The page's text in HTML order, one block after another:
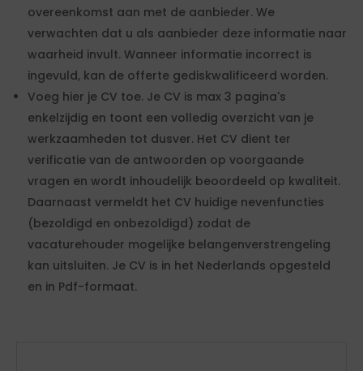
overeenkomst aan met de aanbieder. We
verwachten dat u als aanbieder deze informatie naar
waarheid invult. Wanneer informatie incorrect is
ingevuld, kan de offerte gediskwalificeerd worden.
Voeg hier je CV toe. Je CV is max 3 pagina's
enkelzijdig en toont een volledig overzicht van je
werkzaamheden tot dusver. Het CV dient ter
verificatie van de antwoorden op voorgaande
vragen en wordt inhoudelijk beoordeeld op kwaliteit.
Daarnaast vermeldt het CV huidige nevenfuncties
(bezoldigd en onbezoldigd) zodat de
vacaturehouder mogelijke belangenverstrengeling
kan uitsluiten. Je CV is in het Nederlands opgesteld
en in Pdf-formaat.